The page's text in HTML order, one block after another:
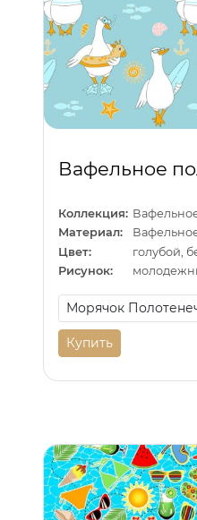
Вафельное
Коллекция:
Материал:
Цвет:
голубой,
Рисунок:
Купить